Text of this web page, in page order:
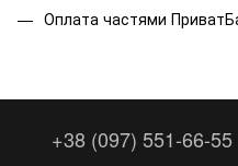
Оплата частями
+38 (097) 551-66-55